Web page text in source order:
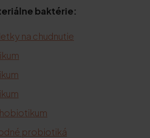
baktérie:
na chudnutie
probiotiká